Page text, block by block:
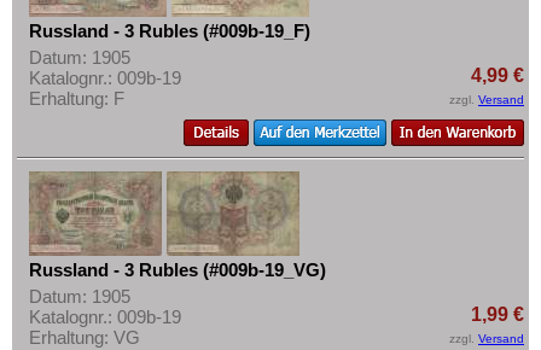
Russland - 3 Rubles (#009b-19_F)
Datum: 1905
Katalognr.: 009b-19
Erhaltung: F
4,99 €
zzgl. Versand
Russland - 3 Rubles (#009b-19_VG)
Datum: 1905
Katalognr.: 009b-19
Erhaltung: VG
1,99 €
zzgl. Versand